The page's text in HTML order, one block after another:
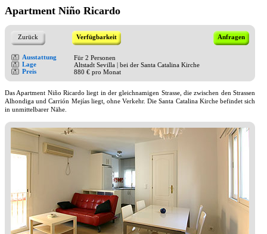
Apartment Niño Ricardo
Zurück Verfügbarkeit Anfragen
Ausstattung Für 2 Personen
Lage Altstadt Sevilla | bei der Santa Catalina Kirche
Preis 880 € pro Monat
Das Apartment Niño Ricardo liegt in der gleichnamigen Strasse, die zwischen den Strassen
Alhondiga und Carrión Mejías liegt, ohne Verkehr. Die Santa Catalina Kirche befindet sich
in unmittelbarer Nähe.